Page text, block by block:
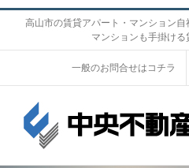
p
高山市の賃貸アパート・マンション
マンションも手掛け
一般のお問合せはコチラ